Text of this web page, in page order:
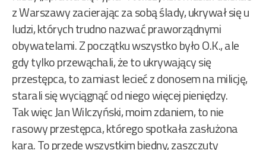
z Warszawy zacierając za sobą ślady, ukrywał się u
ludzi, których trudno nazwać praworządnymi
obywatelami. Z początku wszystko było O.K., ale
gdy tylko przewąchali, że to ukrywający się
przestępca, to zamiast lecieć z donosem na milicję,
starali się wyciągnąć od niego więcej pieniędzy.
Tak więc Jan Wilczyński, moim zdaniem, to nie
rasowy przestępca, którego spotkała zasłużona
kara. To przede wszystkim biedny, zaszczuty